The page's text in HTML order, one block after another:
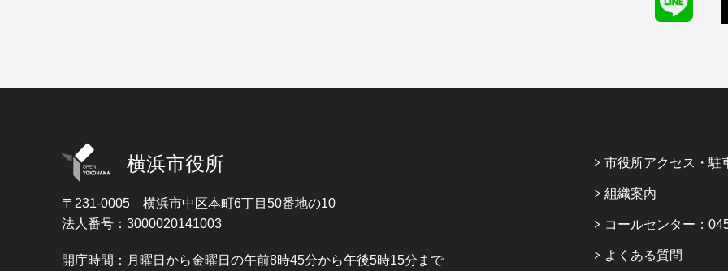
横浜市役所
〒231-0005 横浜市中区本町6丁目50番地の10
法人番号：3000020141003
開庁時間：月曜日から金曜日の午前8時45分から午後5時15分まで
市役所アクセス・駐
組織案内
コールセンター：
よくある質問